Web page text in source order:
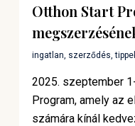
Otthon Start
ingatlan, szerződés,
2025. szeptember
Program, amely az
számára kínál